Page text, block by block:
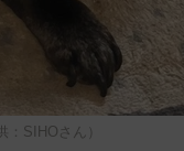
SIHOさん）